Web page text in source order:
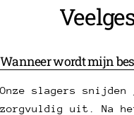
Wanneer wordt mijn
Onze slagers
zorgvuldig uit. Na